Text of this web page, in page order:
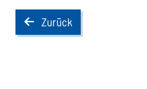
backZurück